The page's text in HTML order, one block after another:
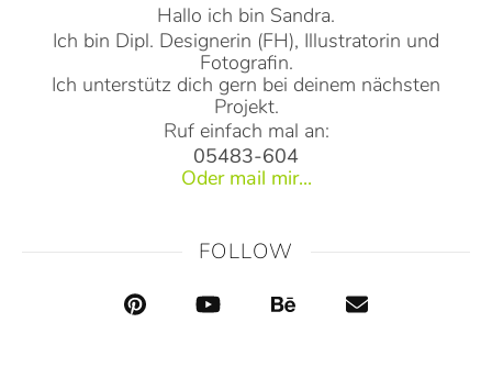
Hallo ich bin Sandra.
Ich bin Dipl. Designerin (FH), Illustratorin und
Fotografin.
Ich unterstütz dich gern bei deinem nächsten
Projekt.
Ruf einfach mal an:
05483-604
Oder mail mir...
FOLLOW